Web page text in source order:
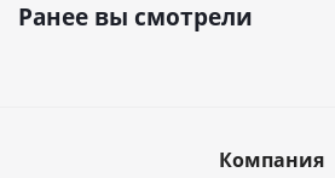
Ранее вы смотрели
Компания